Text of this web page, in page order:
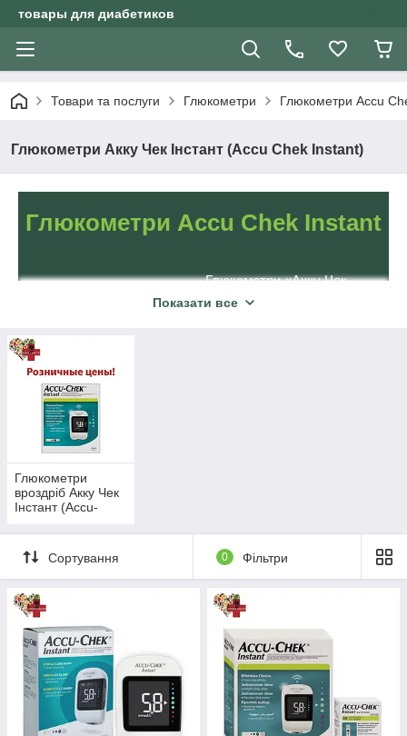
товары для диабетиков
Товари та послуги Глюкометри Глюкометри Accu
Глюкометри Акку Чек Інстант (Accu Chek Instant)
Глюкометри Accu Chek Instant
Глюкометри «Акку Чек
Інстант» користуються
Плюси приборів для вимірювання
глюкози Accu-Chek Instant
1
Всі моделі від «Акку Чек» не мають
кодування. Ця особливість істотно спрощує
їх застосування. Вам достатньо виконати
забір крові і вставити тест-смужку в прилад.
Результати стануть відомі через кілька
Показати все
Глюкометри
вроздріб Акку Чек
Інстант (Accu-
Сортування 0 Фільтри